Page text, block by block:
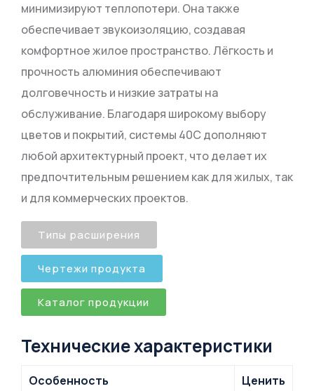
минимизируют теплопотери. Она также
обеспечивает звукоизоляцию, создавая
комфортное жилое пространство. Лёгкость и
прочность алюминия обеспечивают
долговечность и низкие затраты на
обслуживание. Благодаря широкому выбору
цветов и покрытий, системы 40C дополняют
любой архитектурный проект, что делает их
предпочтительным решением как для жилых, так
и для коммерческих проектов.
Типы расширения
Чертежи продукта
Каталог продукции
Технические характеристики
Особенность
Ценить